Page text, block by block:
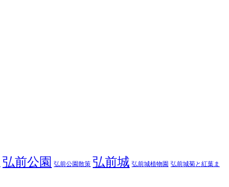
弘前公園 弘前公園散策 弘前城 弘前城植物園 弘前城菊と紅葉ま